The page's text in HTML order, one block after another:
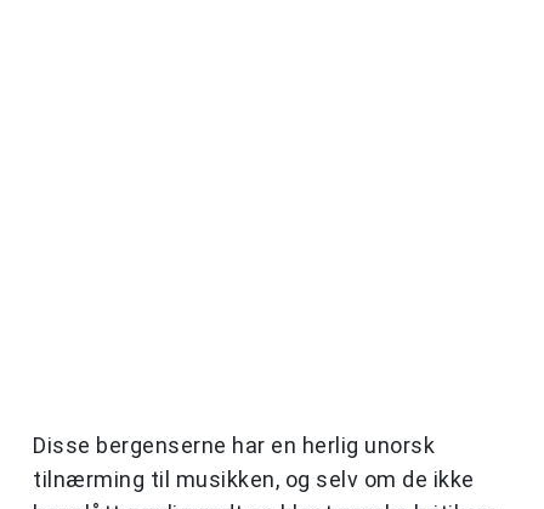
Disse bergenserne har en herlig unorsk
tilnærming til musikken, og selv om de ikke